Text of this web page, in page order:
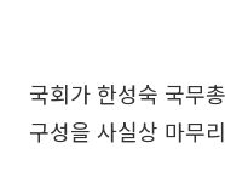
국회가 한성숙 국무
구성을 사실상 마무